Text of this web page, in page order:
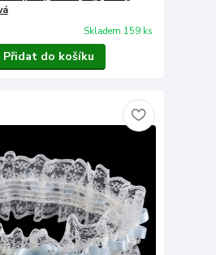
Skladem 159 ks
Přidat do košíku